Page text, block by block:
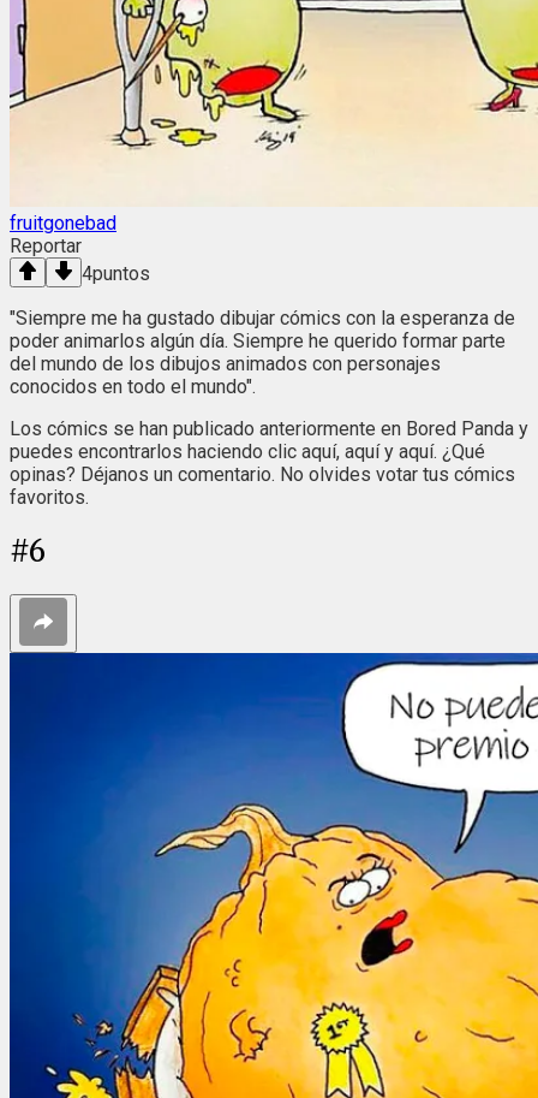
fruitgonebad
Reportar
4puntos
"Siempre me ha gustado dibujar cómics con la esperanza de
poder animarlos algún día. Siempre he querido formar parte
del mundo de los dibujos animados con personajes
conocidos en todo el mundo".
Los cómics se han publicado anteriormente en Bored Panda y
puedes encontrarlos haciendo clic aquí, aquí y aquí. ¿Qué
opinas? Déjanos un comentario. No olvides votar tus cómics
favoritos.
#6